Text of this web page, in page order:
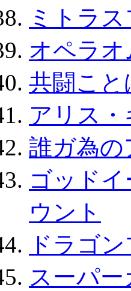
ミトラ
オペラオ
共闘こと
アリス
誰ガ為
ゴッド
ウント
ドラゴ
スーパ